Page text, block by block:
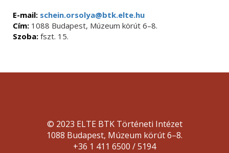
E-mail: schein.orsolya@btk.elte.hu
Cím: 1088 Budapest, Múzeum körút 6–8.
Szoba: fszt. 15.
© 2023 ELTE BTK Történeti Intézet
1088 Budapest, Múzeum körút 6–8.
+36 1 411 6500 / 5194